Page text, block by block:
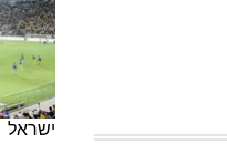
ישראל